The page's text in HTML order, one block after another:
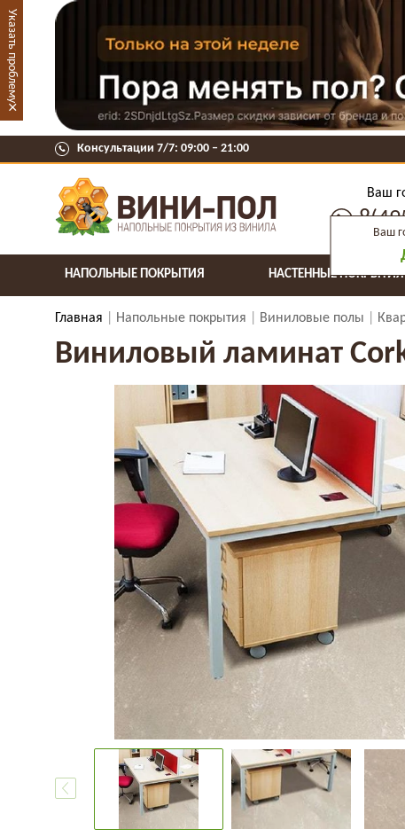
Консультации 7/7: 09:00 ‒ 21:00
Ваш
Ваш
НАПОЛЬНЫЕ ПОКРЫТИЯ НАСТЕННЫЕ ПОКРЫТИЯ
Главная Напольные покрытия Виниловые полы
Виниловый ламинат
Указать проблему
×